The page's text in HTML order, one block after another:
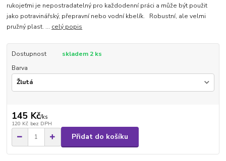
rukojeťmi je nepostradatelný pro každodenní práci a může být použit
jako potravinářský, přepravní nebo vodní kbelík. Robustní, ale velmi
pružný plast. ... celý popis
Dostupnost
skladem 2 ks
Barva
145 Kč/ks
120 Kč bez DPH
Přidat do košíku